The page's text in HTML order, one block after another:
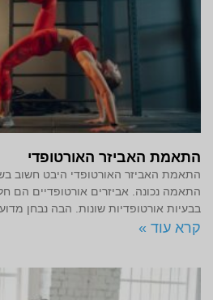
התאמת האביזר האורטופדי
התאמת האביזר האורטופדי היבט חשוב
התאמה נכונה. אביזרים אורטופדיים הם
בבעיות אורטופדיות שונות. הבה נבחן מדוע
קרא עוד »